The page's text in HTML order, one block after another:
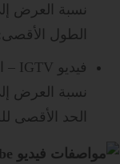
الطول الأقصى: 15 ثانية
الحد الأقصى للطول: